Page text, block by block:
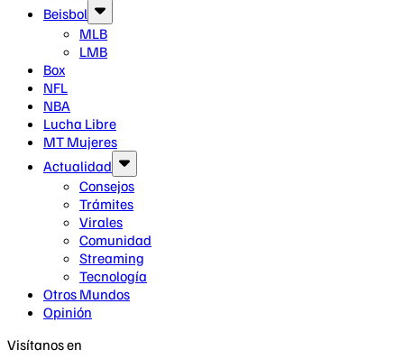
Beisbol
MLB
LMB
Box
NFL
NBA
Lucha Libre
MT Mujeres
Actualidad
Consejos
Trámites
Virales
Comunidad
Streaming
Tecnología
Otros Mundos
Opinión
Visítanos en